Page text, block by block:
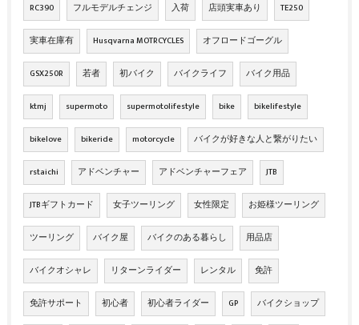
RC390 フルモデルチェンジ 入荷 店頭実車あり TE250
実車在庫有 Husqvarna MOTRCYCLES オフロードゴーグル
GSX250R 若者 初バイク バイクライフ バイク用品
ktmj supermoto supermotolifestyle bike bikelifestyle
bikelove bikeride motorcycle バイクが好きな人と繋がりたい
rstaichi アドベンチャー アドベンチャーフェア JTB
JTBギフトカード 女子ツーリング 女性限定 お姫様ツーリング
ツーリング バイク屋 バイクのある暮らし 用品店
バイクオシャレ リターンライダー レンタル 免許
免許サポート 初心者 初心者ライダー GP バイクショップ